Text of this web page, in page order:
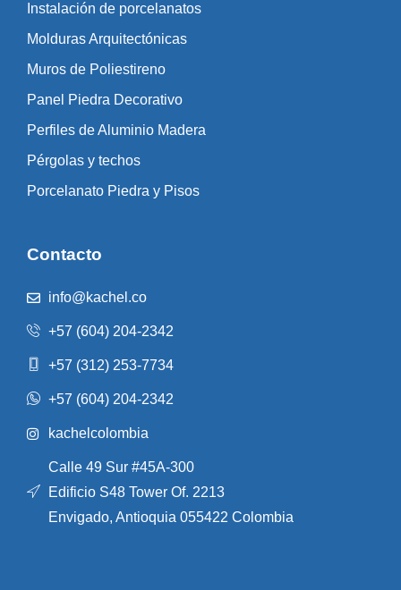
Instalación de porcelanatos
Molduras Arquitectónicas
Muros de Poliestireno
Panel Piedra Decorativo
Perfiles de Aluminio Madera
Pérgolas y techos
Porcelanato Piedra y Pisos
Contacto
info@kachel.co
+57 (604) 204-2342
+57 (312) 253-7734
+57 (604) 204-2342
kachelcolombia
Calle 49 Sur #45A-300
Edificio S48 Tower Of. 2213
Envigado, Antioquia 055422 Colombia